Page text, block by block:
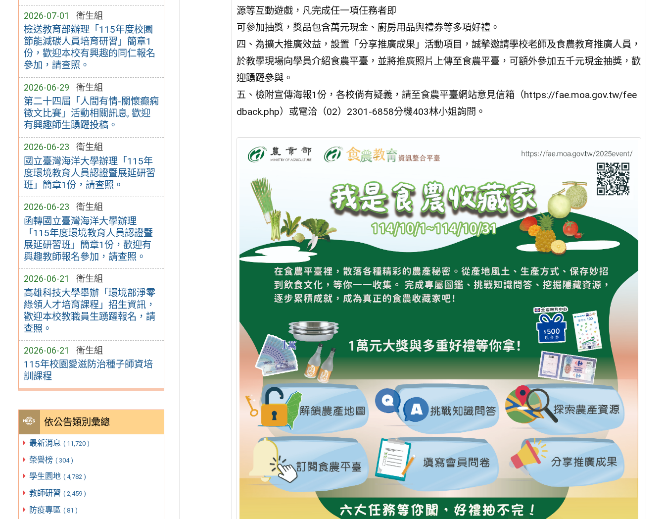
2026-07-01 衛生組
檢送教育部辦理「115年度校園
節能減碳人員培育研習」簡章1
份，歡迎本校有興趣的同仁報名
參加，請查照。
2026-06-29 衛生組
第二十四屆「人間有情-關懷癫痫
徵文比賽」活動相關訊息, 歡迎
有興趣師生踴躍投稿。
2026-06-23 衛生組
國立臺灣海洋大學辦理「115年
度環境教育人員認證暨展延研習
班」簡章1份，請查照。
2026-06-23 衛生組
函轉國立臺灣海洋大學辦理
「115年度環境教育人員認證暨
展延研習班」簡章1份，歡迎有
興趣教師報名參加，請查照。
2026-06-21 衛生組
高雄科技大學舉辦「環境部淨零
綠領人才培育課程」招生資訊，
歡迎本校教職員生踴躍報名，請
查照。
2026-06-21 衛生組
115年校園愛滋防治種子師資培
訓課程
依公告類別彙總
最新消息 ( 11,720 )
榮譽榜 ( 304 )
學生園地 ( 4,782 )
教師研習 ( 2,459 )
防疫專區 ( 81 )
源等互動遊戲，凡完成任一項任務者即
可參加抽獎，獎品包含萬元現金、廚房用品與禮券等多項好禮。
四、為擴大推廣效益，設置「分享推廣成果」活動項目，誠摯邀請學校老師及食農教育推廣人員，
於教學現場向學員介紹食農平臺，並將推廣照片上傳至食農平臺，可額外參加五千元現金抽獎，歡
迎踴躍參與。
五、檢附宣傳海報1份，各校倘有疑義，請至食農平臺網站意見信箱（https://fae.moa.gov.tw/fee
dback.php）或電洽（02）2301-6858分機403林小姐詢問。